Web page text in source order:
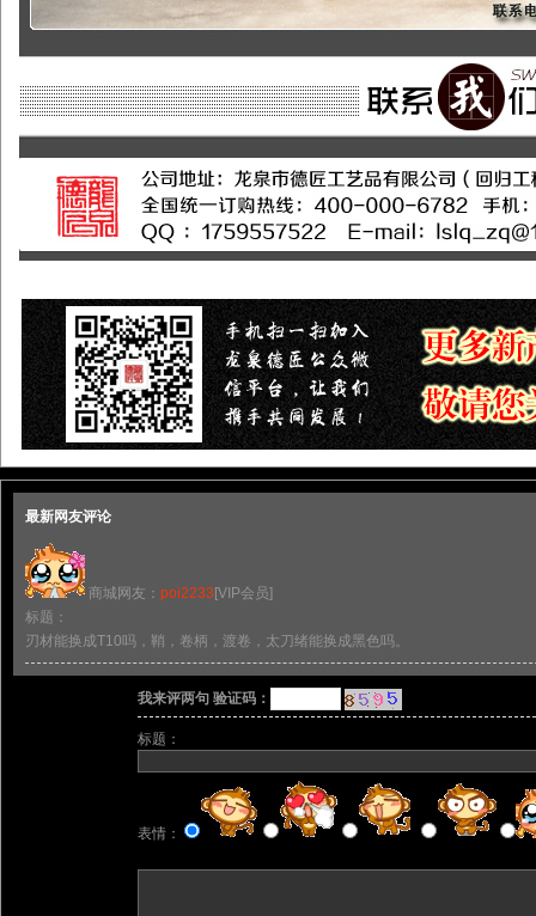
最新网友评论
商城网友： poi2233 [VIP会员]
标题：
刃材能换成T10吗，鞘，卷柄，渡卷，太刀绪能换成黑色吗。
我来评两句 验证码：
标题：
表情：